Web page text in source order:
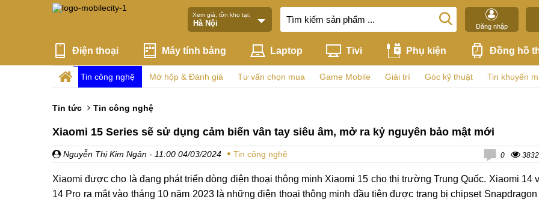
Xem giá, tồn kho tại:
Đăng nhập
Điện thoại Máy tính bảng Laptop Tivi Phụ kiện Đồng hồ
Tin công nghệ Mở hộp & Đánh giá Tư vấn chọn mua Game Mobile Giải trí Góc kỹ thuật Tin khuyến
Tin tức Tin công nghệ
Xiaomi 15 Series sẽ sử dụng cảm biến vân tay siêu âm, mở ra kỷ nguyên bảo mật mới
Nguyễn Thị Kim Ngân - 11:00 04/03/2024 Tin công nghệ 0 3832
Xiaomi được cho là đang phát triển dòng điện thoại thông minh Xiaomi 15 cho thị trường Trung Quốc. Xiaomi 14
14 Pro ra mắt vào tháng 10 năm 2023 là những điện thoại thông minh đầu tiên được trang bị chipset Snapdragon